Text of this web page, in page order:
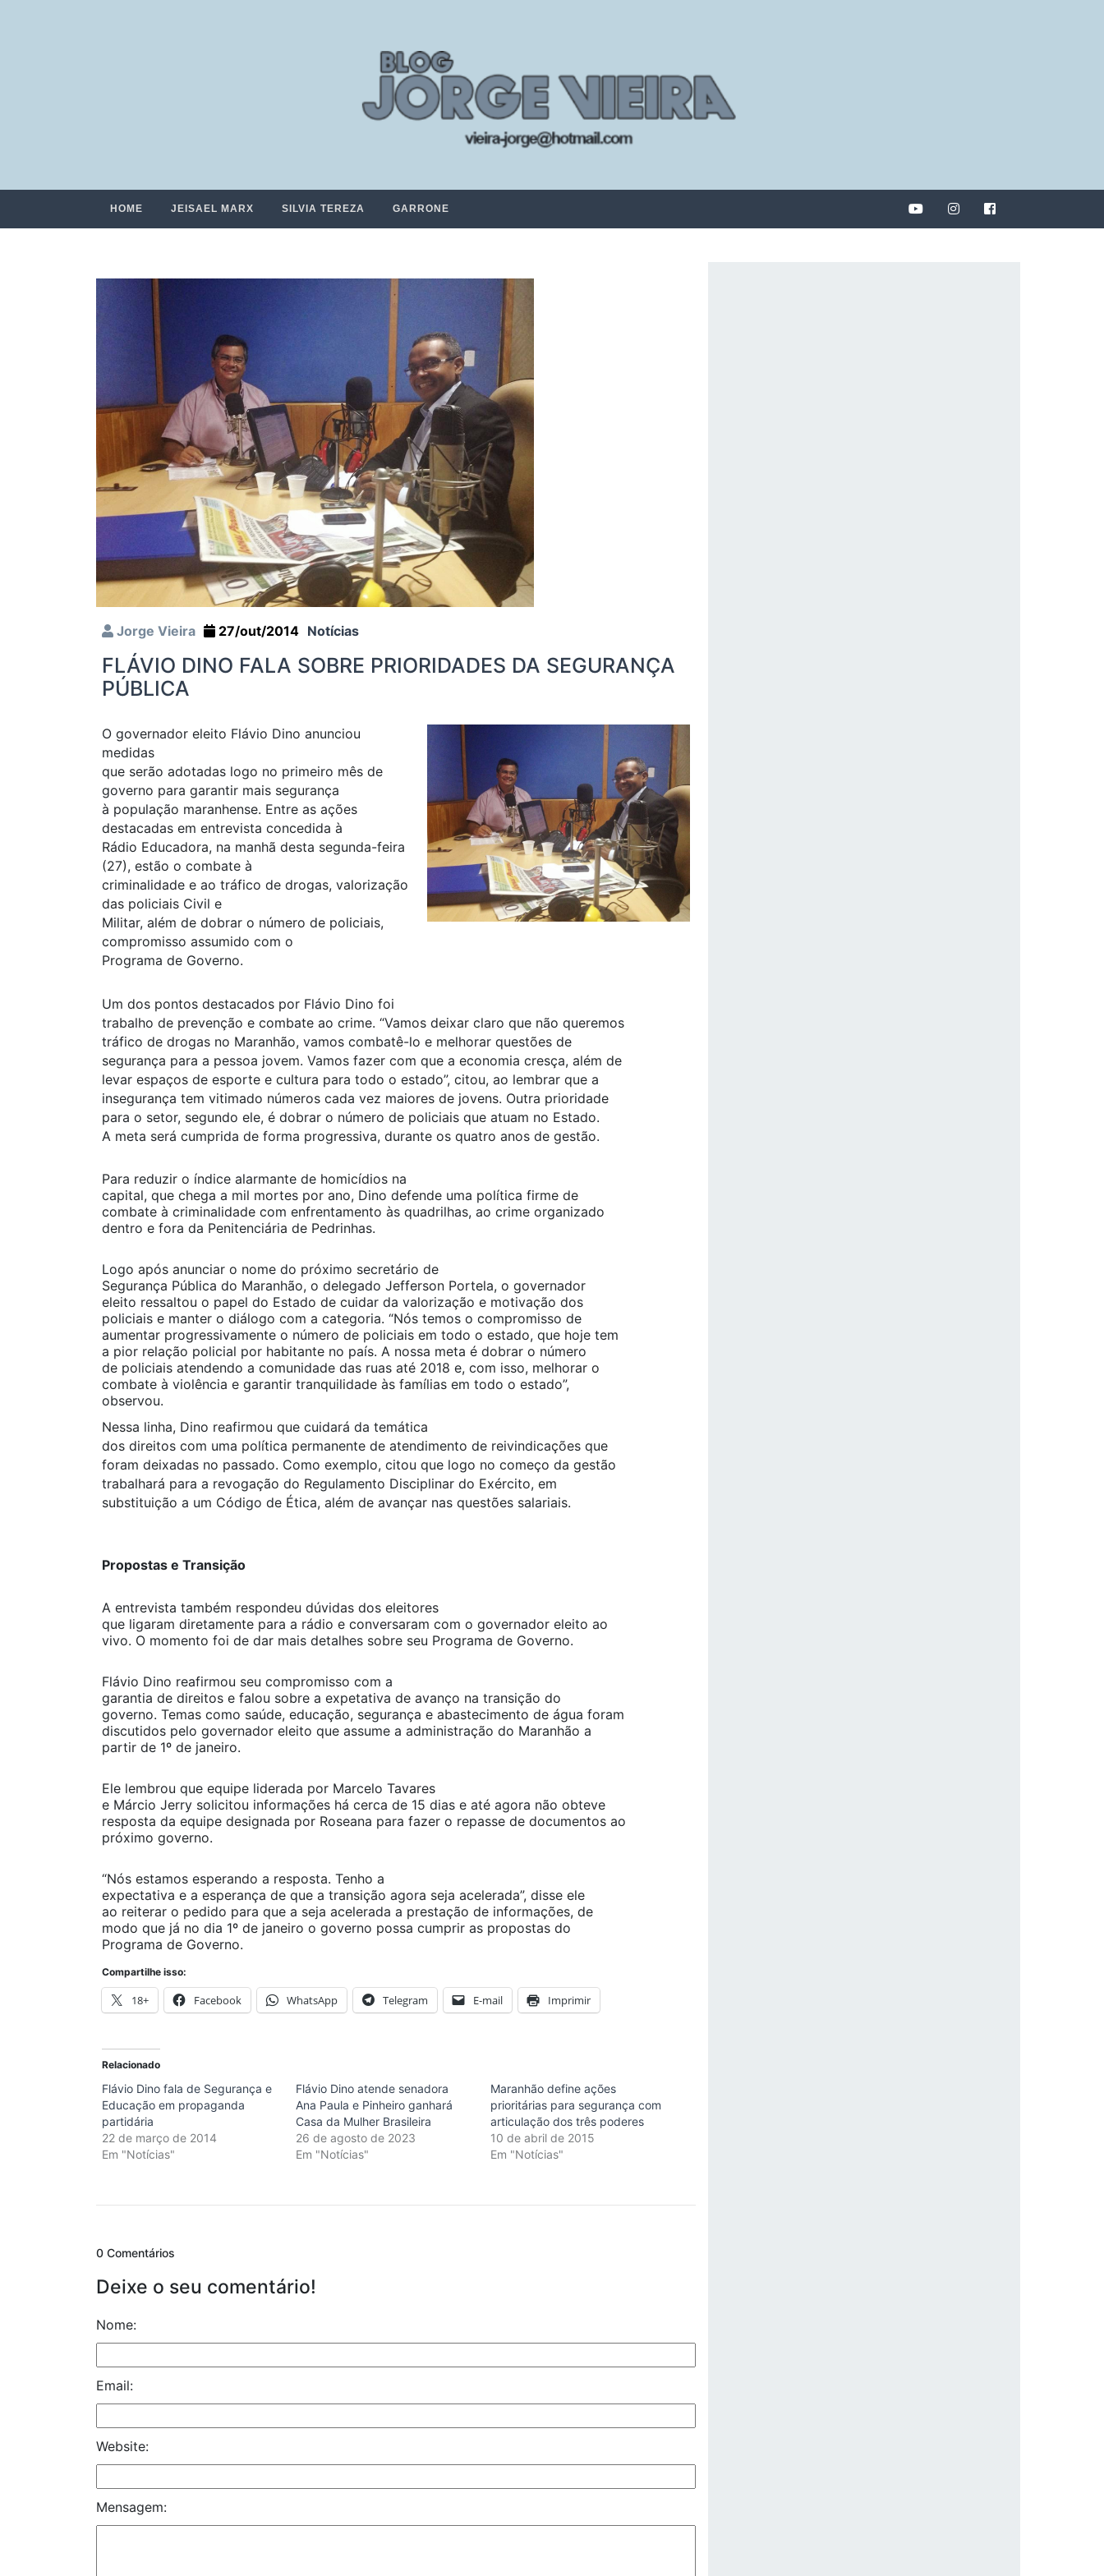
HOME JEISAEL MARX SILVIA TEREZA GARRONE
Jorge Vieira 27/out/2014 Notícias
FLÁVIO DINO FALA SOBRE PRIORIDADES DA SEGURANÇA
PÚBLICA
O governador eleito Flávio Dino anunciou
medidas
que serão adotadas logo no primeiro mês de
governo para garantir mais segurança
à população maranhense. Entre as ações
destacadas em entrevista concedida à
Rádio Educadora, na manhã desta segunda-feira
(27), estão o combate à
criminalidade e ao tráfico de drogas, valorização
das policiais Civil e
Militar, além de dobrar o número de policiais,
compromisso assumido com o
Programa de Governo.
Um dos pontos destacados por Flávio Dino foi
trabalho de prevenção e combate ao crime. “Vamos deixar claro que não queremos
tráfico de drogas no Maranhão, vamos combatê-lo e melhorar questões de
segurança para a pessoa jovem. Vamos fazer com que a economia cresça, além de
levar espaços de esporte e cultura para todo o estado”, citou, ao lembrar que a
insegurança tem vitimado números cada vez maiores de jovens. Outra prioridade
para o setor, segundo ele, é dobrar o número de policiais que atuam no Estado.
A meta será cumprida de forma progressiva, durante os quatro anos de gestão.
Para reduzir o índice alarmante de homicídios na
capital, que chega a mil mortes por ano, Dino defende uma política firme de
combate à criminalidade com enfrentamento às quadrilhas, ao crime organizado
dentro e fora da Penitenciária de Pedrinhas.
Logo após anunciar o nome do próximo secretário de
Segurança Pública do Maranhão, o delegado Jefferson Portela, o governador
eleito ressaltou o papel do Estado de cuidar da valorização e motivação dos
policiais e manter o diálogo com a categoria. “Nós temos o compromisso de
aumentar progressivamente o número de policiais em todo o estado, que hoje tem
a pior relação policial por habitante no país. A nossa meta é dobrar o número
de policiais atendendo a comunidade das ruas até 2018 e, com isso, melhorar o
combate à violência e garantir tranquilidade às famílias em todo o estado”,
observou.
Nessa linha, Dino reafirmou que cuidará da temática
dos direitos com uma política permanente de atendimento de reivindicações que
foram deixadas no passado. Como exemplo, citou que logo no começo da gestão
trabalhará para a revogação do Regulamento Disciplinar do Exército, em
substituição a um Código de Ética, além de avançar nas questões salariais.
Propostas e Transição
A entrevista também respondeu dúvidas dos eleitores
que ligaram diretamente para a rádio e conversaram com o governador eleito ao
vivo. O momento foi de dar mais detalhes sobre seu Programa de Governo.
Flávio Dino reafirmou seu compromisso com a
garantia de direitos e falou sobre a expetativa de avanço na transição do
governo. Temas como saúde, educação, segurança e abastecimento de água foram
discutidos pelo governador eleito que assume a administração do Maranhão a
partir de 1º de janeiro.
Ele lembrou que equipe liderada por Marcelo Tavares
e Márcio Jerry solicitou informações há cerca de 15 dias e até agora não obteve
resposta da equipe designada por Roseana para fazer o repasse de documentos ao
próximo governo.
“Nós estamos esperando a resposta. Tenho a
expectativa e a esperança de que a transição agora seja acelerada”, disse ele
ao reiterar o pedido para que a seja acelerada a prestação de informações, de
modo que já no dia 1º de janeiro o governo possa cumprir as propostas do
Programa de Governo.
Compartilhe isso:
18+ Facebook WhatsApp Telegram E-mail Imprimir
Relacionado
Flávio Dino fala de Segurança e
Educação em propaganda
partidária
22 de março de 2014
Em "Notícias"
Flávio Dino atende senadora
Ana Paula e Pinheiro ganhará
Casa da Mulher Brasileira
26 de agosto de 2023
Em "Notícias"
Maranhão define ações
prioritárias para segurança com
articulação dos três poderes
10 de abril de 2015
Em "Notícias"
0 Comentários
Deixe o seu comentário!
Nome:
Email:
Website:
Mensagem: